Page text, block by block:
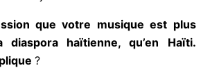
que votre musique est plus
haïtienne, qu’en Haïti.